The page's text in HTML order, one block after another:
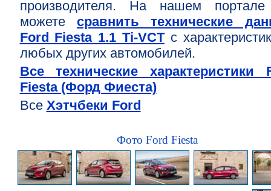
производителя. На нашем
можете сравнить технические
Ford Fiesta 1.1 Ti-VCTс
любых других автомобилей.
Все технические характеристики
Fiesta (Форд Фиеста)
Все Хэтчбеки Ford
Фото Ford Fiesta